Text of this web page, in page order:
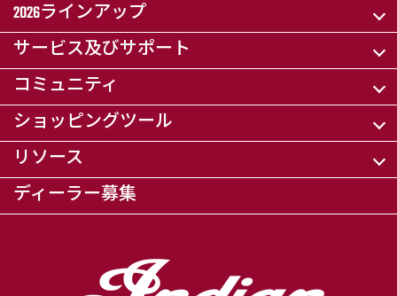
2026ラインアップ
サービス及びサポート
コミュニティ
ショッピングツール
リソース
ディーラー募集